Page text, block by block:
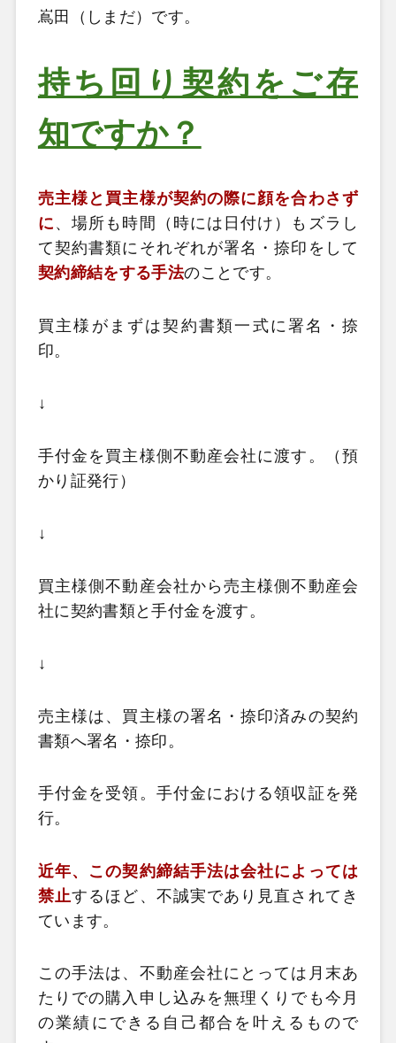
嶌田（しまだ）です。
持ち回り契約をご存
知ですか？
売主様と買主様が契約の際に顔を合わさず
に 、場所も時間（時には日付け）もズラし
て契約書類にそれぞれが署名・捺印をして
契約締結をする手法のことです。
買主様がまずは契約書類一式に署名・捺
印。
↓
手付金を買主様側不動産会社に渡す。（預
かり証発行）
↓
買主様側不動産会社から売主様側不動産会
社に契約書類と手付金を渡す。
↓
売主様は、買主様の署名・捺印済みの契約
書類へ署名・捺印。
手付金を受領。手付金における領収証を発
行。
近年、この契約締結手法は会社によっては
禁止するほど、不誠実であり見直されてき
ています。
この手法は、不動産会社にとっては月末あ
たりでの購入申し込みを無理くりでも今月
の業績にできる自己都合を叶えるもので